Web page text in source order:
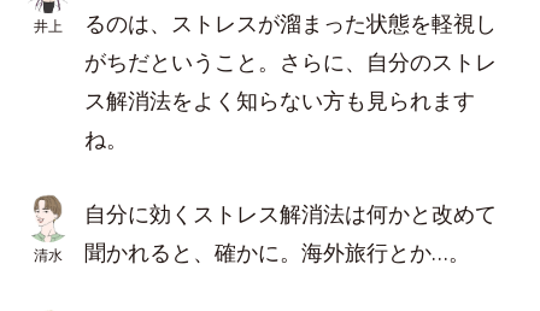
井上
るのは、ストレスが溜まった状態を軽視し
がちだということ。さらに、自分のストレ
ス解消法をよく知らない方も見られます
ね。
清水
自分に効くストレス解消法は何かと改めて
聞かれると、確かに。海外旅行とか…。